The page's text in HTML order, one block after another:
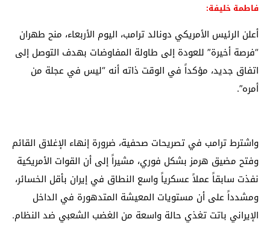
فاطمة خليفة:
أعلن الرئيس الأمريكي دونالد ترامب، اليوم الأربعاء، منح طهران
“فرصة أخيرة” للعودة إلى طاولة المفاوضات بهدف التوصل إلى
اتفاق جديد، مؤكداً في الوقت ذاته أنه “ليس في عجلة من
أمره”.
واشترط ترامب في تصريحات صحفية، ضرورة إنهاء الإغلاق القائم
وفتح مضيق هرمز بشكل فوري، مشيراً إلى أن القوات الأمريكية
نفذت سابقاً عملاً عسكرياً واسع النطاق في إيران بأقل الخسائر،
ومشدداً على أن مستويات المعيشة المتدهورة في الداخل
الإيراني باتت تغذي حالة واسعة من الغضب الشعبي ضد النظام.